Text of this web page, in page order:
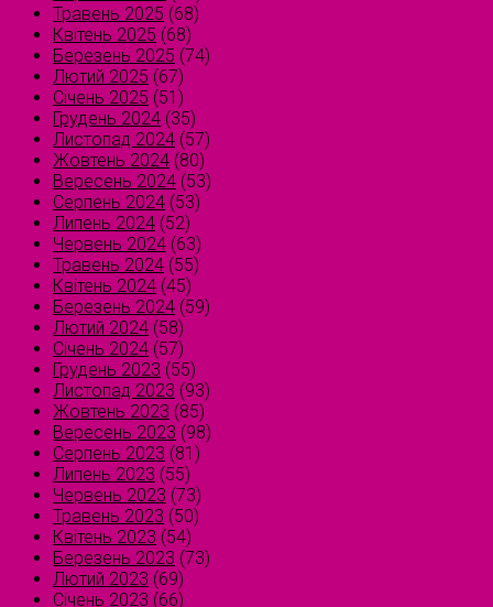
Травень 2025 (68)
Квітень 2025 (68)
Березень 2025 (74)
Лютий 2025 (67)
Січень 2025 (51)
Грудень 2024 (35)
Листопад 2024 (57)
Жовтень 2024 (80)
Вересень 2024 (53)
Серпень 2024 (53)
Липень 2024 (52)
Червень 2024 (63)
Травень 2024 (55)
Квітень 2024 (45)
Березень 2024 (59)
Лютий 2024 (58)
Січень 2024 (57)
Грудень 2023 (55)
Листопад 2023 (93)
Жовтень 2023 (85)
Вересень 2023 (98)
Серпень 2023 (81)
Липень 2023 (55)
Червень 2023 (73)
Травень 2023 (50)
Квітень 2023 (54)
Березень 2023 (73)
Лютий 2023 (69)
Січень 2023 (66)